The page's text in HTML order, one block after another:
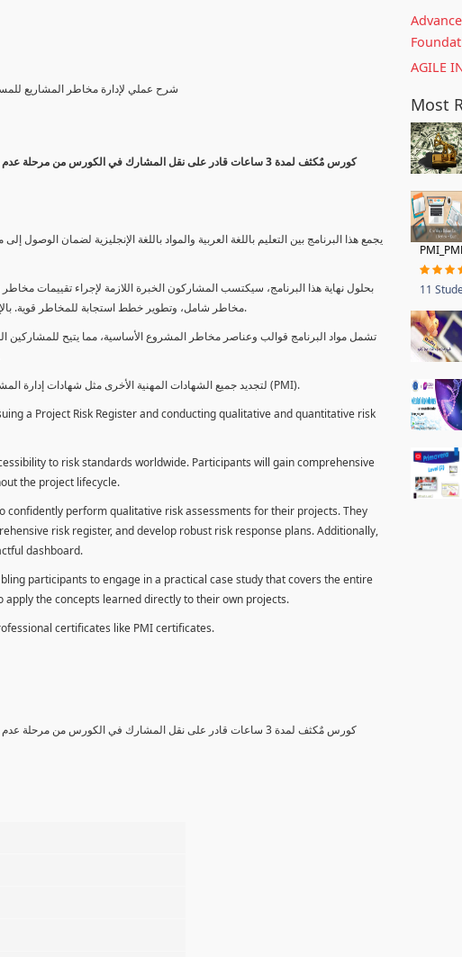
شرح عملي لإدارة مخاطر المشاريع
كورس مٌكثف لمدة 3 ساعات قادر على نقل المشارك في الكورس من
يجمع هذا البرنامج بين التعليم باللغة العربية والمواد باللغة الإنجليزية لضمان
بحلول نهاية هذا البرنامج، سيكتسب المشاركون الخبرة اللازمة لإجراء تقييمات
مخاطر شامل، وتطوير خطط استجابة للمخاطر قوية. بالإضافة إلى ذلك، سيكتسبون المهارات لتقديم تقييمات المخاطر عبر لوحة معلومات فعالة.
تشمل مواد البرنامج قوالب وعناصر مخاطر المشروع الأساسية، مما يتيح للمشاركين
يمكن للطلاب استخدام ساعات هذا البرنامج كوحدات تطوير المهنة (PDUs) لتجديد جميع الشهادات المهنية الأخرى مثل شهادات إدارة المشاريع العالمية (PMI).
a Project Risk Register and conducting qualitative and quantitative risk
to risk standards worldwide. Participants will gain comprehensive
the project lifecycle.
confidently perform qualitative risk assessments for their projects. They
risk register, and develop robust risk response plans. Additionally,
dashboard.
participants to engage in a practical case study that covers the entire
the concepts learned directly to their own projects.
certificates like PMI certificates.
كورس مٌكثف لمدة 3 ساعات قادر على نقل المشارك في الكورس من
AGILE
Most
11